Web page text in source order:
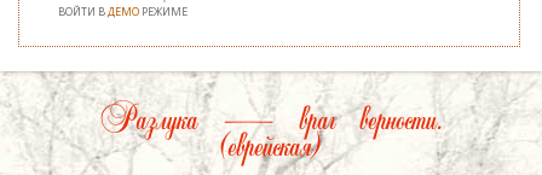
ВОЙТИ ВДЕМО РЕЖИМЕ
Разлука — враг верности.
(еврейская)